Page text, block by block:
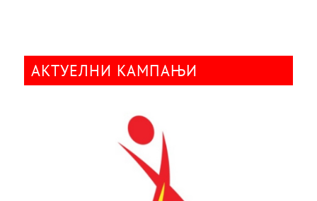
АКТУЕЛНИ КАМПАЊИ